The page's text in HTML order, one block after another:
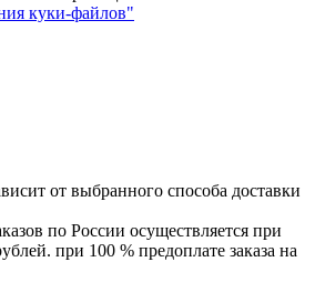
куки-файлов"
от выбранного способа доставки
по России осуществляется при
при 100 % предоплате заказа на